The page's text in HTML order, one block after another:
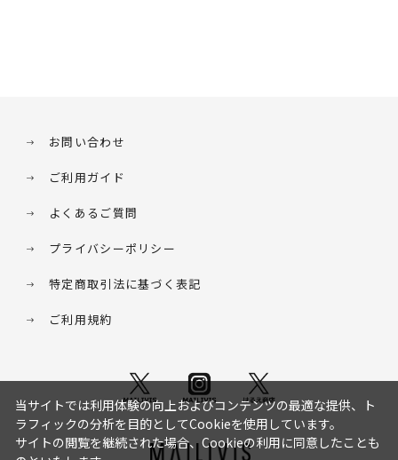
お問い合わせ
ご利用ガイド
よくあるご質問
プライバシーポリシー
特定商取引法に基づく表記
ご利用規約
当サイトでは利用体験の向上およびコンテンツの最適な提供、ト
ラフィックの分析を目的としてCookieを使用しています。
サイトの閲覧を継続された場合、Cookieの利用に同意したことも